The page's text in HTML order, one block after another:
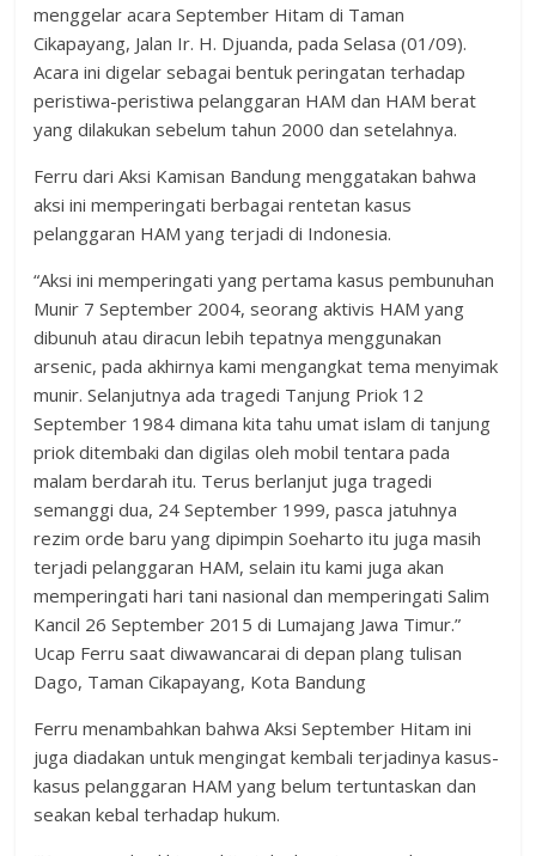
menggelar acara September Hitam di Taman
Cikapayang, Jalan Ir. H. Djuanda, pada Selasa (01/09).
Acara ini digelar sebagai bentuk peringatan terhadap
peristiwa-peristiwa pelanggaran HAM dan HAM berat
yang dilakukan sebelum tahun 2000 dan setelahnya.
Ferru dari Aksi Kamisan Bandung menggatakan bahwa
aksi ini memperingati berbagai rentetan kasus
pelanggaran HAM yang terjadi di Indonesia.
“Aksi ini memperingati yang pertama kasus pembunuhan
Munir 7 September 2004, seorang aktivis HAM yang
dibunuh atau diracun lebih tepatnya menggunakan
arsenic, pada akhirnya kami mengangkat tema menyimak
munir. Selanjutnya ada tragedi Tanjung Priok 12
September 1984 dimana kita tahu umat islam di tanjung
priok ditembaki dan digilas oleh mobil tentara pada
malam berdarah itu. Terus berlanjut juga tragedi
semanggi dua, 24 September 1999, pasca jatuhnya
rezim orde baru yang dipimpin Soeharto itu juga masih
terjadi pelanggaran HAM, selain itu kami juga akan
memperingati hari tani nasional dan memperingati Salim
Kancil 26 September 2015 di Lumajang Jawa Timur.”
Ucap Ferru saat diwawancarai di depan plang tulisan
Dago, Taman Cikapayang, Kota Bandung
Ferru menambahkan bahwa Aksi September Hitam ini
juga diadakan untuk mengingat kembali terjadinya kasus-
kasus pelanggaran HAM yang belum tertuntaskan dan
seakan kebal terhadap hukum.